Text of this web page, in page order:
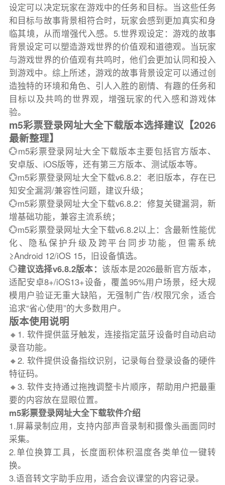
设定可以决定玩家在游戏中的任务和目标。当这些任务
和目标与故事背景相符合时，玩家会感到更加真实和身
临其境，从而增强代入感。5.世界观设定：游戏的故事
背景设定可以塑造游戏世界的价值观和道德观。当玩家
与游戏世界的价值观有共鸣时，他们会更加认同和投入
到游戏中。综上所述，游戏的故事背景设定可以通过创
造独特的环境和角色、引人入胜的剧情、有趣的任务和
目标以及共鸣的世界观，增强玩家的代入感和游戏体
验。
m5彩票登录网址大全下载版本选择建议【2026
最新整理】
💮m5彩票登录网址大全下载版本主要包括官方版本、
安卓版、iOS版等，还有第三方版本、测试版本等。
💮m5彩票登录网址大全下载v6.8.2：老旧版本，存在已
知安全漏洞/兼容性问题，建议升级；
💮m5彩票登录网址大全下载v6.8.2：修复关键漏洞，新
增基础功能，兼容主流系统；
💮m5彩票登录网址大全下载v6.8.2以上：含最新性能优
化、隐私保护升级及跨平台同步功能，但需系统
≥Android 12/iOS 15，旧设备慎选。
💮建议选择v6.8.2版本：该版本是2026最新官方版本，
适配安卓8+/iOS13+设备，覆盖95%用户场景，经大规
模用户验证无重大缺陷，无强制广告/权限冗余，适合
追求“省心使用”的大多数用户。
版本使用说明
🔸1. 软件提供蓝牙触发，连接指定蓝牙设备时自动启动
录音功能。
🔸2. 软件提供设备指纹识别，记录每台登录设备的硬件
特征码。
🔸3. 软件支持通过拖拽调整卡片顺序，帮助用户把最重
要的内容放在显眼位置。
m5彩票登录网址大全下载软件介绍
1.屏幕录制应用，支持内部声音录制和摄像头画面同时
采集。
2.单位换算工具，长度面积体积温度各类单位一键转
换。
3.语音转文字助手应用，适合会议课堂的内容记录。